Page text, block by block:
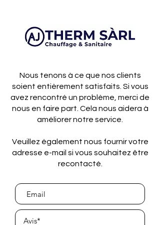
Nous tenons à ce que nos clients
soient entièrement satisfaits. Si vous
avez rencontré un problème, merci de
nous en faire part. Cela nous aidera à
améliorer notre service.
Veuillez également nous fournir votre
adresse e-mail si vous souhaitez être
recontacté.